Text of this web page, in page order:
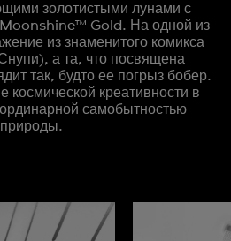
золотистыми лунами с
Moonshine™ Gold. На одной из
из знаменитого комикса
а та, что посвящена
так, будто ее погрыз бобер.
космической креативности в
самобытностью
природы.